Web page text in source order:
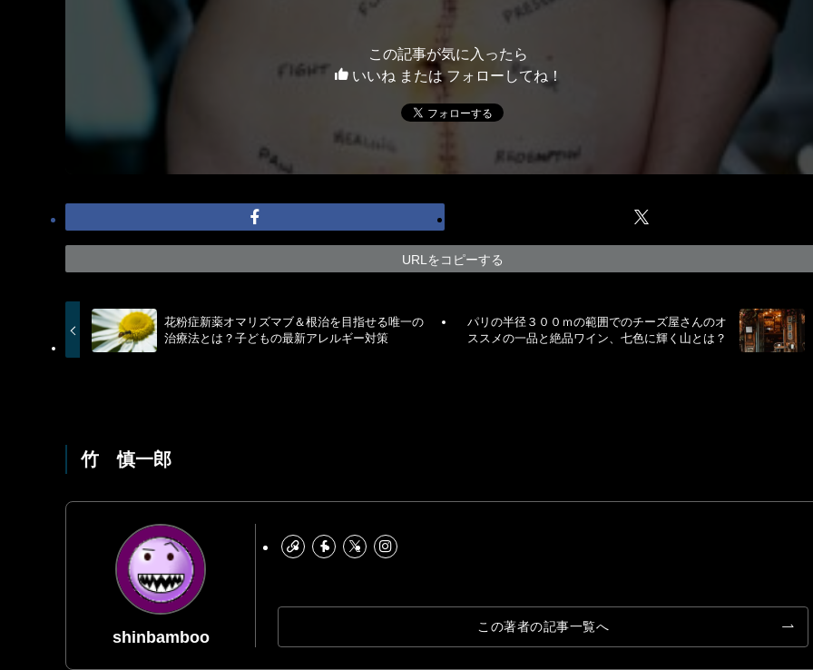
この記事が気に入ったら
いいね または フォローしてね！
URLをコピーする
花粉症新薬オマリズマブ＆根治を目指せる唯一の
治療法とは？子どもの最新アレルギー対策
パリの半径３００ｍの範囲でのチーズ屋さんのオ
ススメの一品と絶品ワイン、七色に輝く山とは？
竹 慎一郎
shinbamboo
この著者の記事一覧へ